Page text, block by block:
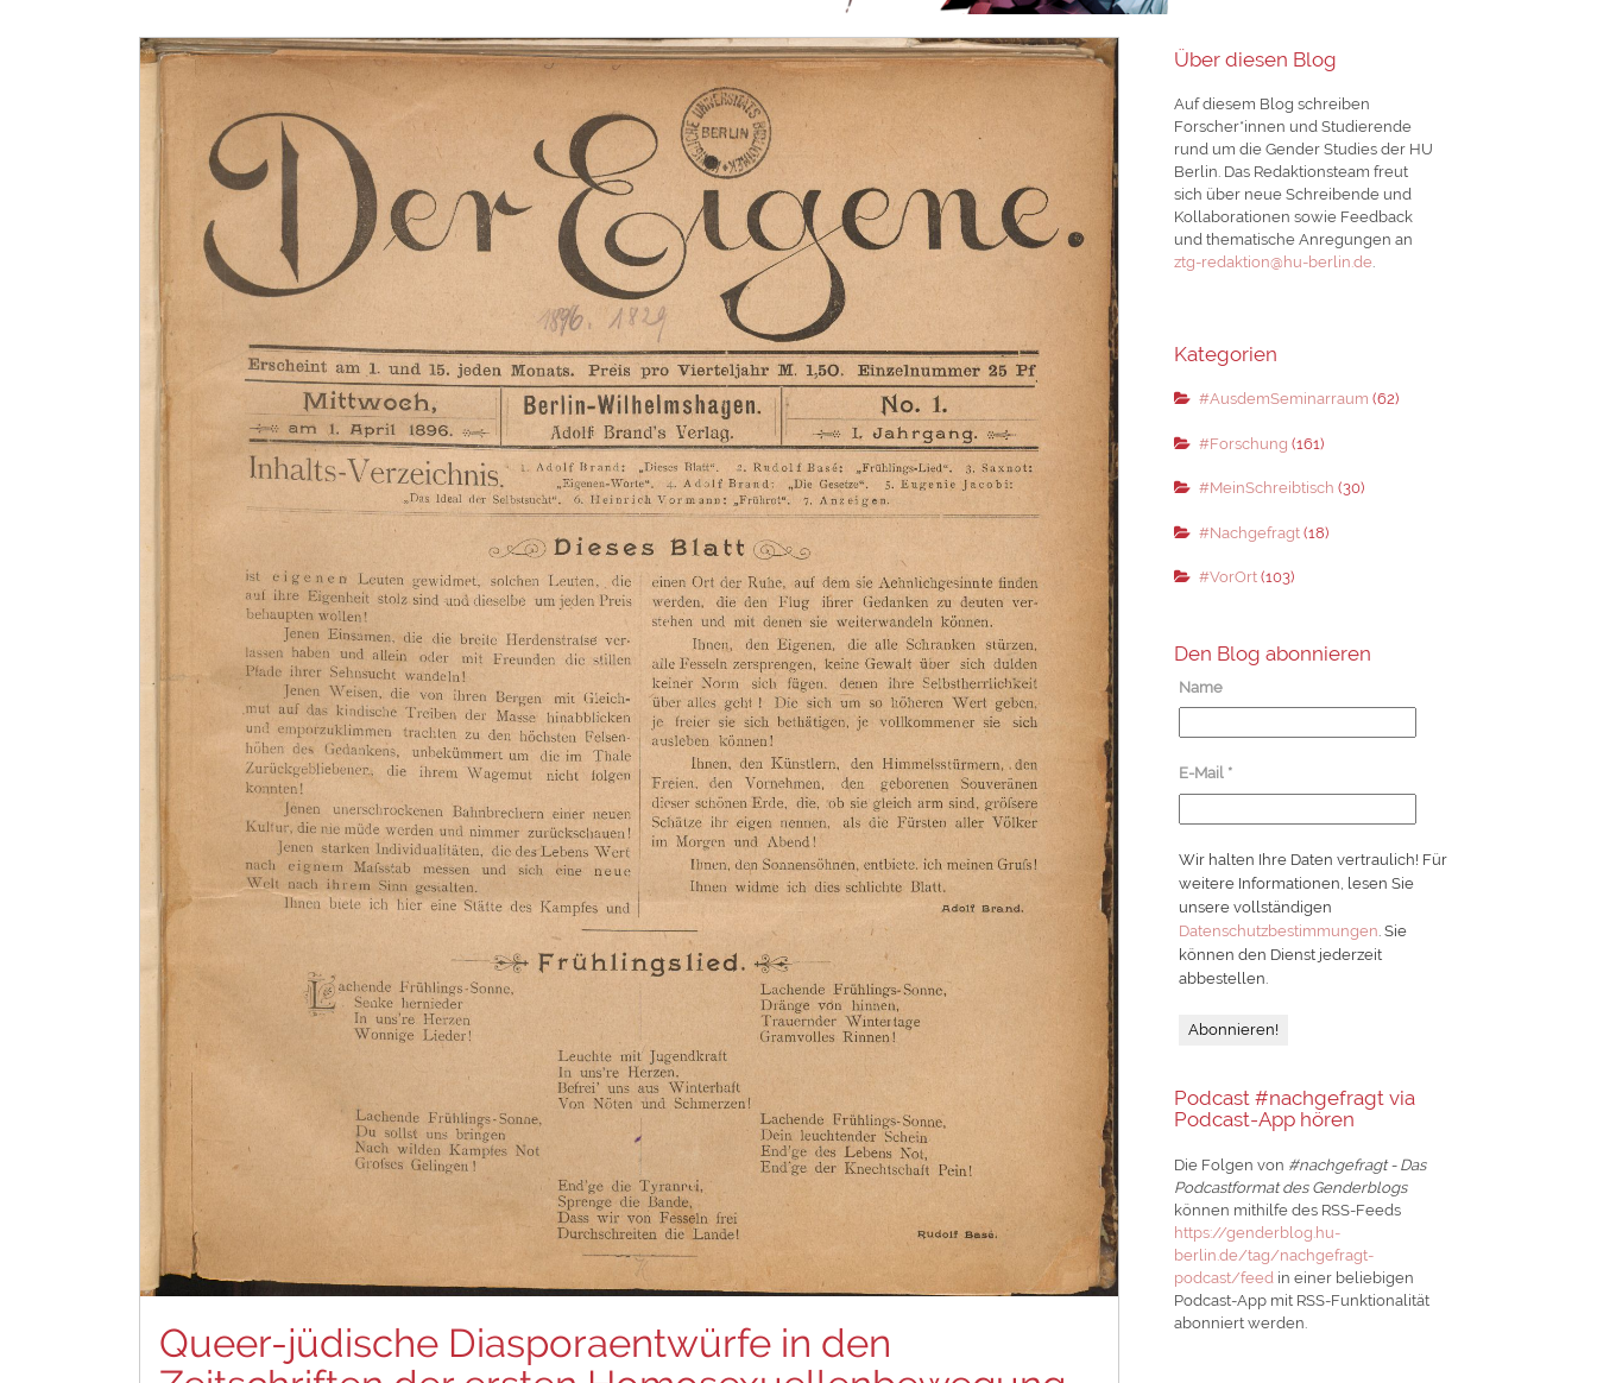
Queer-jüdische Diasporaentwürfe in den
Über diesen Blog
Auf diesem Blog schreiben
Forscher*innen und Studierende
rund um die Gender Studies der HU
Berlin. Das Redaktionsteam freut
sich über neue Schreibende und
Kollaborationen sowie Feedback
und thematische Anregungen an
ztg-redaktion@hu-berlin.de.
Kategorien
#AusdemSeminarraum (62)
#Forschung (161)
#MeinSchreibtisch (30)
#Nachgefragt(18)
#VorOrt(103)
Den Blog abonnieren
Name
E-Mail *
Wir halten Ihre Daten vertraulich! Für
weitere Informationen, lesen Sie
unsere vollständigen
Datenschutzbestimmungen . Sie
können den Dienst jederzeit
abbestellen.
Podcast #nachgefragt via
Podcast-App hören
Die Folgen von #nachgefragt - Das
Podcastformat des Genderblogs
können mithilfe des RSS-Feeds
https://genderblog.hu-
berlin.de/tag/nachgefragt-
podcast/feed in einer beliebigen
Podcast-App mit RSS-Funktionalität
abonniert werden.